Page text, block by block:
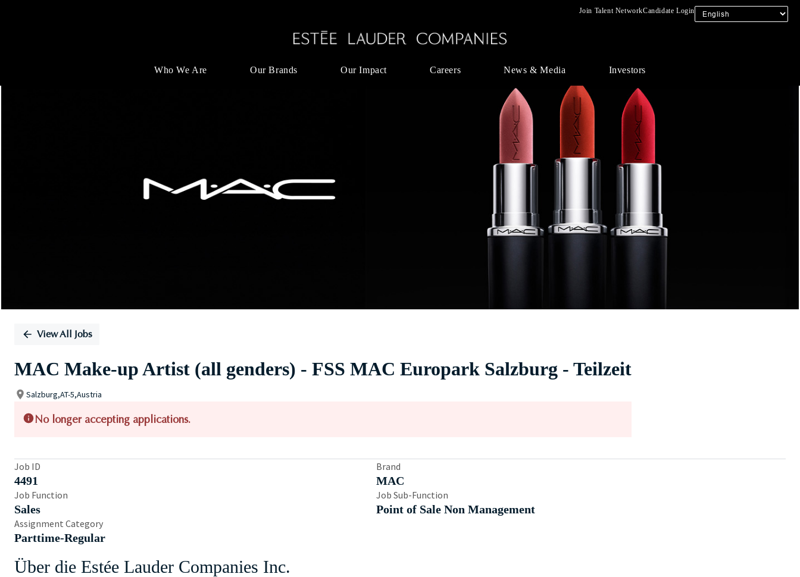
Join Talent NetworkCandidate Login
Who We Are Our Brands Our Impact Careers News & Media Investors
Single
View All Jobs
MAC Make-up Artist (all genders) - FSS MAC Europark Salzburg - Teilzeit
Salzburg,AT-5,Austria
No longer accepting applications.
Job ID
4491
Brand
MAC
Job Function
Sales
Job Sub-Function
Point of Sale Non Management
Assignment Category
Parttime-Regular
Über die Estée Lauder Companies Inc.